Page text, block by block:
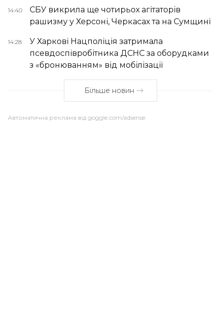
14:40
СБУ викрила ще чотирьох агітаторів
рашизму у Херсоні, Черкасах та на Сумщині
14:28
У Харкові Нацполіція затримала
псевдоспівробітника ДСНС за оборудками
з «бронюванням» від мобілізації
Більше новин
Автоматична реклама від goggle.com/adsense: